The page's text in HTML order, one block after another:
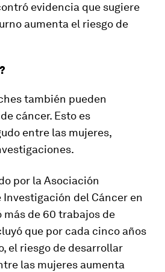
evidencia que sugiere
aumenta el riesgo de
también pueden
cáncer. Esto es
entre las mujeres,
por la Asociación
del Cáncer en
más de 60 trabajos de
que por cada cinco años
el riesgo de desarrollar
las mujeres aumenta